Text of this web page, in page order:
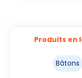
Produits en
Bâtons